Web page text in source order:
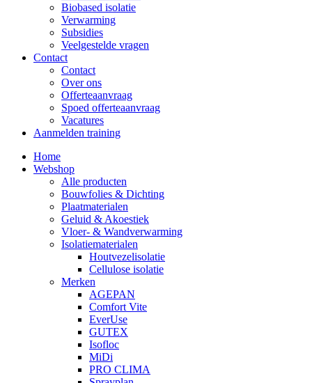
Biobased isolatie
Verwarming
Subsidies
Veelgestelde vragen
Contact
Contact
Over ons
Offerteaanvraag
Spoed offerteaanvraag
Vacatures
Aanmelden training
Home
Webshop
Alle producten
Bouwfolies & Dichting
Plaatmaterialen
Geluid & Akoestiek
Vloer- & Wandverwarming
Isolatiematerialen
Houtvezelisolatie
Cellulose isolatie
Merken
AGEPAN
Comfort Vite
EverUse
GUTEX
Isofloc
MiDi
PRO CLIMA